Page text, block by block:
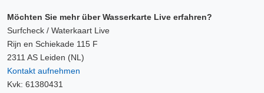
Möchten Sie mehr über Wasserkarte Live erfahren?
Surfcheck / Waterkaart Live
Rijn en Schiekade 115 F
2311 AS Leiden (NL)
Kontakt aufnehmen
Kvk: 61380431